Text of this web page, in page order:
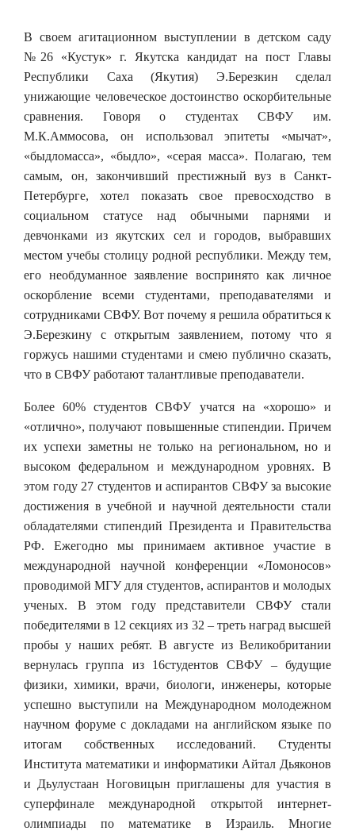
В своем агитационном выступлении в детском саду
№26 «Кустук» г. Якутска кандидат на пост Главы
Республики Саха (Якутия) Э.Березкин сделал
унижающие человеческое достоинство оскорбительные
сравнения. Говоря о студентах СВФУ им.
М.К.Аммосова, он использовал эпитеты «мычат»,
«быдломасса», «быдло», «серая масса». Полагаю, тем
самым, он, закончивший престижный вуз в Санкт-
Петербурге, хотел показать свое превосходство в
социальном статусе над обычными парнями и
девчонками из якутских сел и городов, выбравших
местом учебы столицу родной республики. Между тем,
его необдуманное заявление воспринято как личное
оскорбление всеми студентами, преподавателями и
сотрудниками СВФУ. Вот почему я решила обратиться к
Э.Березкину с открытым заявлением, потому что я
горжусь нашими студентами и смею публично сказать,
что в СВФУ работают талантливые преподаватели.
Более 60% студентов СВФУ учатся на «хорошо» и
«отлично», получают повышенные стипендии. Причем
их успехи заметны не только на региональном, но и
высоком федеральном и международном уровнях. В
этом году 27 студентов и аспирантов СВФУ за высокие
достижения в учебной и научной деятельности стали
обладателями стипендий Президента и Правительства
РФ. Ежегодно мы принимаем активное участие в
международной научной конференции «Ломоносов»
проводимой МГУ для студентов, аспирантов и молодых
ученых. В этом году представители СВФУ стали
победителями в 12 секциях из 32 – треть наград высшей
пробы у наших ребят. В августе из Великобритании
вернулась группа из 16студентов СВФУ – будущие
физики, химики, врачи, биологи, инженеры, которые
успешно выступили на Международном молодежном
научном форуме с докладами на английском языке по
итогам собственных исследований. Студенты
Института математики и информатики Айтал Дьяконов
и Дьулустаан Ноговицын приглашены для участия в
суперфинале международной открытой интернет-
олимпиады по математике в Израиль. Многие